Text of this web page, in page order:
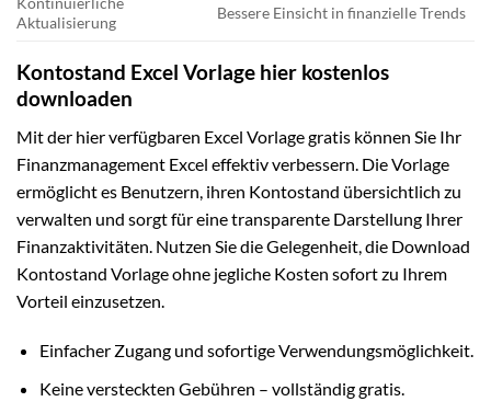
Aktualisierung
Bessere Einsicht in finanzielle Trends
Kontostand Excel Vorlage hier kostenlos
downloaden
Mit der hier verfügbaren Excel Vorlage gratis können Sie Ihr
Finanzmanagement Excel effektiv verbessern. Die Vorlage
ermöglicht es Benutzern, ihren Kontostand übersichtlich zu
verwalten und sorgt für eine transparente Darstellung Ihrer
Finanzaktivitäten. Nutzen Sie die Gelegenheit, die Download
Kontostand Vorlage ohne jegliche Kosten sofort zu Ihrem
Vorteil einzusetzen.
Einfacher Zugang und sofortige Verwendungsmöglichkeit.
Keine versteckten Gebühren – vollständig gratis.